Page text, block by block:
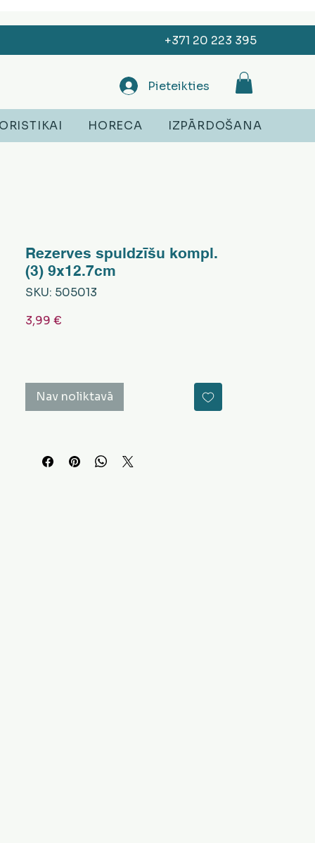
+371 20 223 395
Pieteikties
HORECA IZPĀRDOŠANA
Rezerves spuldzīšu kompl.
(3) 9x12.7cm
SKU: 505013
3,99 €
Nav noliktavā